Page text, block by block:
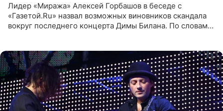
Лидер «Миража» Алексей Горбашов в беседе с
«Газетой.Ru» назвал возможных виновников скандала
вокруг последнего концерта Димы Билана. По словам